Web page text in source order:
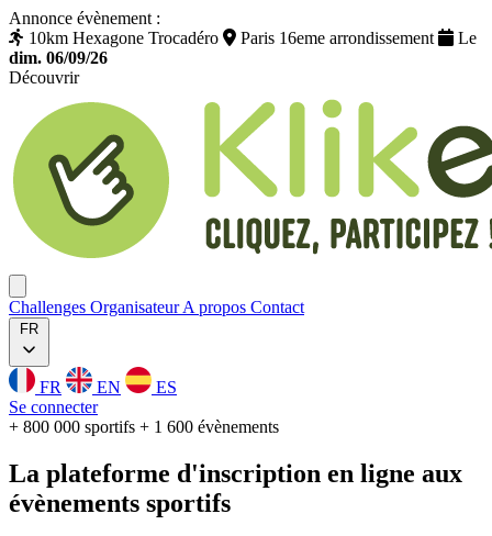
Annonce évènement :
10km Hexagone Trocadéro
Paris 16eme arrondissement
Le
dim. 06/09/26
Découvrir
Challenges OrganisateurA propos Contact
FR
FR EN
ES
Se connecter
+ 800 000 sportifs + 1 600 évènements
La plateforme d'inscription en ligne aux
évènements sportifs